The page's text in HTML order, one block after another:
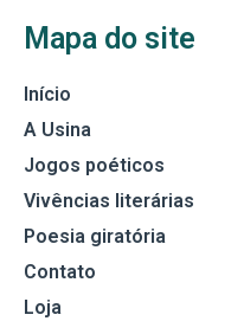
Mapa do site
Início
A Usina
Jogos poéticos
Vivências literárias
Poesia giratória
Contato
Loja